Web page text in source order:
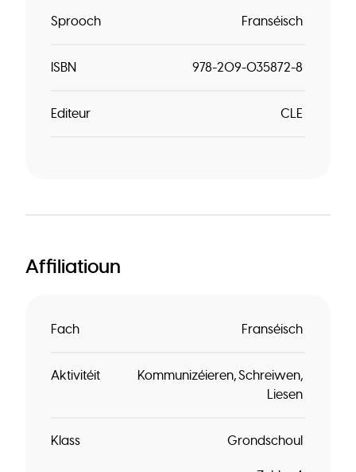
Sprooch Franséisch
ISBN 978-209-035872-8
Editeur CLE
Affiliatioun
Fach Franséisch
Aktivitéit Kommunizéieren Schreiwen
Liesen
Klass Grondschoul